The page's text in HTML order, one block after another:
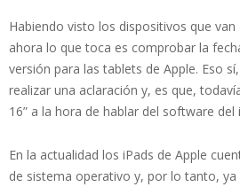
Habiendo visto los dispositivos que van
ahora lo que toca es comprobar la
versión para las tablets de Apple. Eso
realizar una aclaración y, es que,
16” a la hora de hablar del software del
En la actualidad los iPads de Apple
de sistema operativo y, por lo tanto, ya